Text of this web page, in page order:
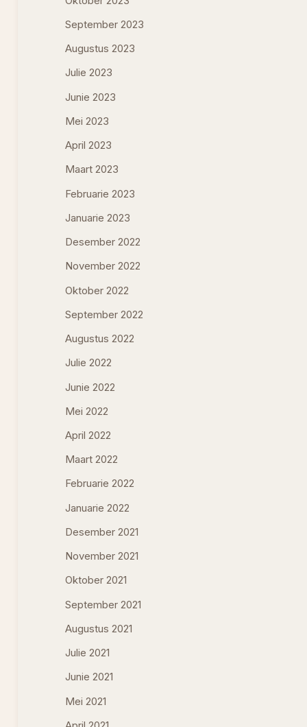
September 2023
Augustus 2023
Julie 2023
Junie 2023
Mei 2023
April 2023
Maart 2023
Februarie 2023
Januarie 2023
Desember 2022
November 2022
Oktober 2022
September 2022
Augustus 2022
Julie 2022
Junie 2022
Mei 2022
April 2022
Maart 2022
Februarie 2022
Januarie 2022
Desember 2021
November 2021
Oktober 2021
September 2021
Augustus 2021
Julie 2021
Junie 2021
Mei 2021